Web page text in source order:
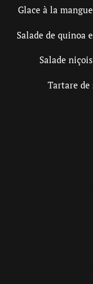
Glace à la
Salade de quinoa
Salade
Tartare